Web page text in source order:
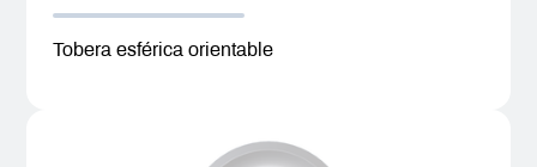
Tobera esférica orientable